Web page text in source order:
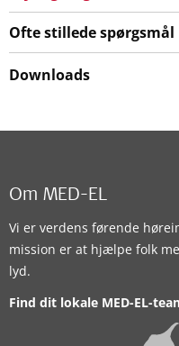
Ofte stillede spørgsmål
Downloads
Om MED-EL
Vi er verdens førende
mission er at hjælpe folk
lyd.
Find dit lokale MED-EL-